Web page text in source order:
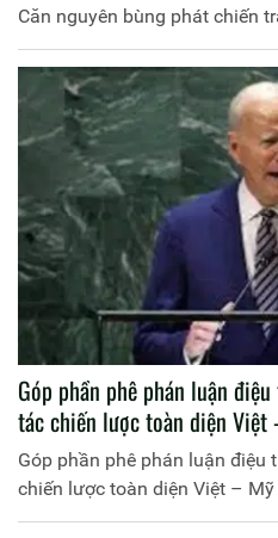
Căn nguyên bùng phát chiến
Góp phần phê phán luận
tác chiến lược toàn diện Việt
Góp phần phê phán luận điệu
chiến lược toàn diện Việt – Mỹ